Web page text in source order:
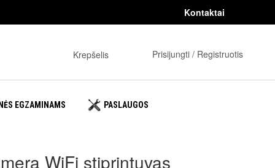
Kontaktai
Prisijungti / Registruotis
Krepšelis
EGZAMINAMS PASLAUGOS
WiFi stiprintuvas